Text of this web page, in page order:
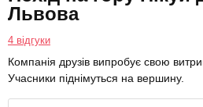
Львова
4 відгуки
Компанія друзів випробує свою
Учасники піднімуться на вершину.